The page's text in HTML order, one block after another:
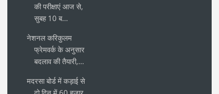
की परीक्षाएं आज से,
सुबह 10 ब...
नेशनल करिकुलम
फ्रेमवर्क के अनुसार
बदलाव की तैयारी,...
मदरसा बोर्ड में कड़ाई से